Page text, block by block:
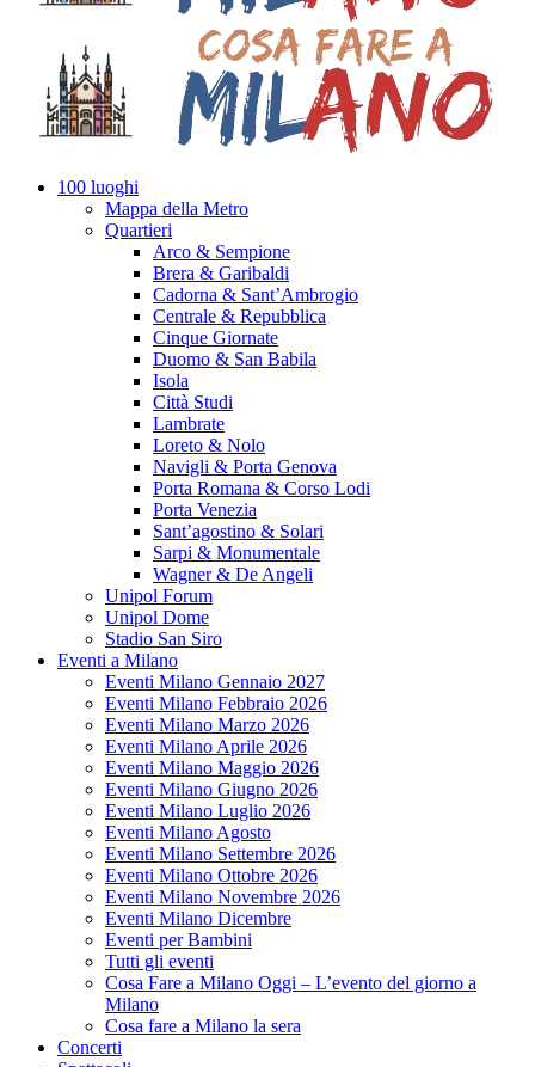
100 luoghi
Mappa della Metro
Quartieri
Arco & Sempione
Brera & Garibaldi
Cadorna & Sant’Ambrogio
Centrale & Repubblica
Cinque Giornate
Duomo & San Babila
Isola
Città Studi
Lambrate
Loreto & Nolo
Navigli & Porta Genova
Porta Romana & Corso Lodi
Porta Venezia
Sant’agostino & Solari
Sarpi & Monumentale
Wagner & De Angeli
Unipol Forum
Unipol Dome
Stadio San Siro
Eventi a Milano
Eventi Milano Gennaio 2027
Eventi Milano Febbraio 2026
Eventi Milano Marzo 2026
Eventi Milano Aprile 2026
Eventi Milano Maggio 2026
Eventi Milano Giugno 2026
Eventi Milano Luglio 2026
Eventi Milano Agosto
Eventi Milano Settembre 2026
Eventi Milano Ottobre 2026
Eventi Milano Novembre 2026
Eventi Milano Dicembre
Eventi per Bambini
Tutti gli eventi
Cosa Fare a Milano Oggi – L’evento del giorno a
Milano
Cosa fare a Milano la sera
Concerti